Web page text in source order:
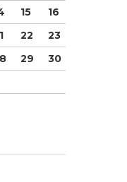
15
16
22
23
29
30